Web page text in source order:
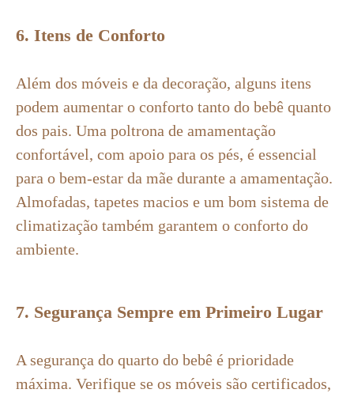
6. Itens de Conforto
Além dos móveis e da decoração, alguns itens
podem aumentar o conforto tanto do bebê quanto
dos pais. Uma poltrona de amamentação
confortável, com apoio para os pés, é essencial
para o bem-estar da mãe durante a amamentação.
Almofadas, tapetes macios e um bom sistema de
climatização também garantem o conforto do
ambiente.
7. Segurança Sempre em Primeiro Lugar
A segurança do quarto do bebê é prioridade
máxima. Verifique se os móveis são certificados,